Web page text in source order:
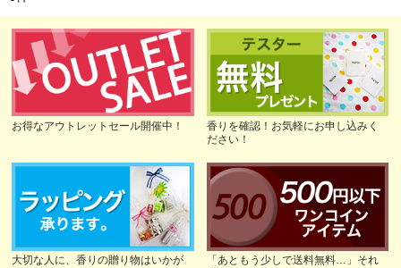
お得なアウトレットセール開催中！
香りを確認！お気軽にお申し込みく
ださい！
大切な人に、香りの贈り物はいかが
「あともう少しで送料無料…」それ